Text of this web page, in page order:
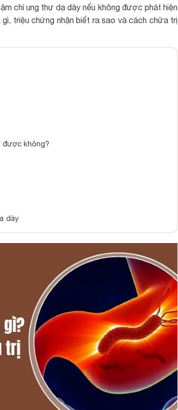
chí ung thư dạ dày nếu không được phát hiện
triệu chứng nhận biết ra sao và cách chữa trị
được không?
dày